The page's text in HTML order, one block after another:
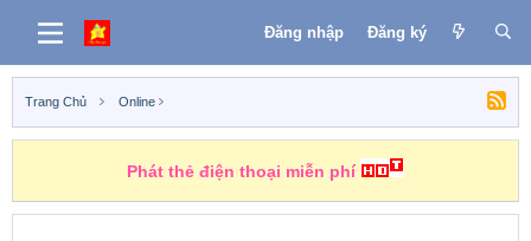
Đăng nhập Đăng ký
Trang Chủ Online
Những nhiệm vụ kiếm tiền